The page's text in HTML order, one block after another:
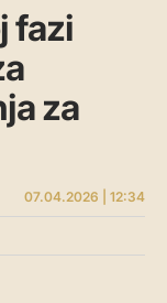
fazi
za
07.04.2026 | 12:34